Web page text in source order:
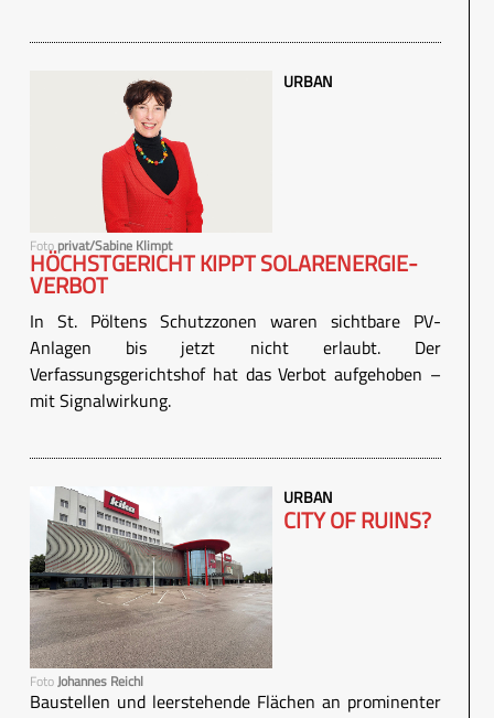
Foto privat/Sabine Klimpt
URBAN
HÖCHSTGERICHT KIPPT SOLARENERGIE-
VERBOT
In St. Pöltens Schutzzonen waren sichtbare PV-
Anlagen bis jetzt nicht erlaubt. Der
Verfassungsgerichtshof hat das Verbot aufgehoben –
mit Signalwirkung.
FotoJohannes Reichl
URBAN
CITY OF RUINS?
Baustellen und leerstehende Flächen an prominenter